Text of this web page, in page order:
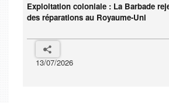
Exploitation coloniale : La Barbade
des réparations au Royaume-Uni
13/07/2026